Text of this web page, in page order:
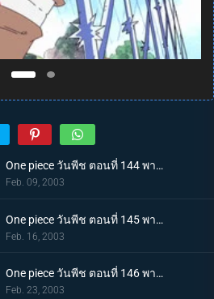
One piece วันพีช ตอนที่ 144 พากย์ไทย สัญญาณที่ถูกขโมยไป เจ้าแห่งการกู้ซากเรือมาชิร่า
Feb. 09, 2003
One piece วันพีช ตอนที่ 145 พากย์ไทย ปากทางเข้าสัตว์ประหลาด อย่าไปยุ่งกับโจรสลัดหนวดขาวนะ
Feb. 16, 2003
One piece วันพีช ตอนที่ 146 พากย์ไทย มองหาความฝันไปทำไม เมืองที่น่ารังเกียจม็อกทาวน์!
Feb. 23, 2003